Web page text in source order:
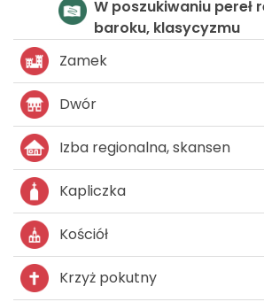
Szlak zamków i pałaców
Zamek
Dwór
Izba regionalna, skansen
Kapliczka
Kościół
Krzyż pokutny